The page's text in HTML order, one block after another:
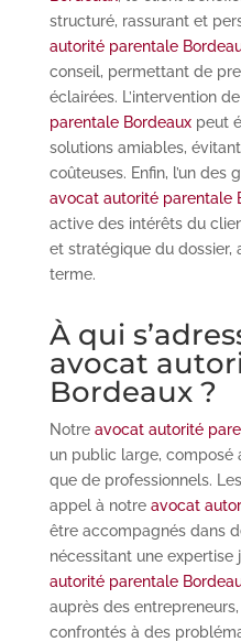
structuré, rassurant et
autorité parentale
conseil, permettant de
éclairées. L’intervention
parentale Bordeauxpeut
solutions amiables,
coûteuses. Enfin, l’un
avocat autorité parentale
active des intérêts du
et stratégique du dossier,
terme.
À qui
avocat
Bordeaux ?
Notre avocat autorité
un public large, composé
que de professionnels.
appel à notre avocat
être accompagnés dans
nécessitant une expertise
autorité parentale
auprès des
confrontés à des